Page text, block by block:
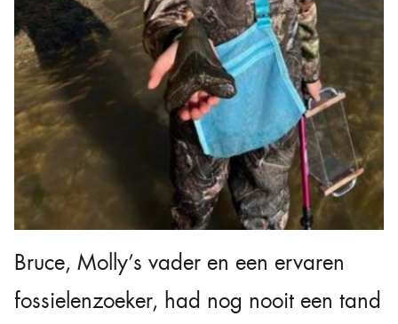
“Toen ik het oppakte, schreeuwde ik van opwinding,” zei
ze.
Bruce, Molly’s vader en een ervaren
fossielenzoeker, had nog nooit een tand